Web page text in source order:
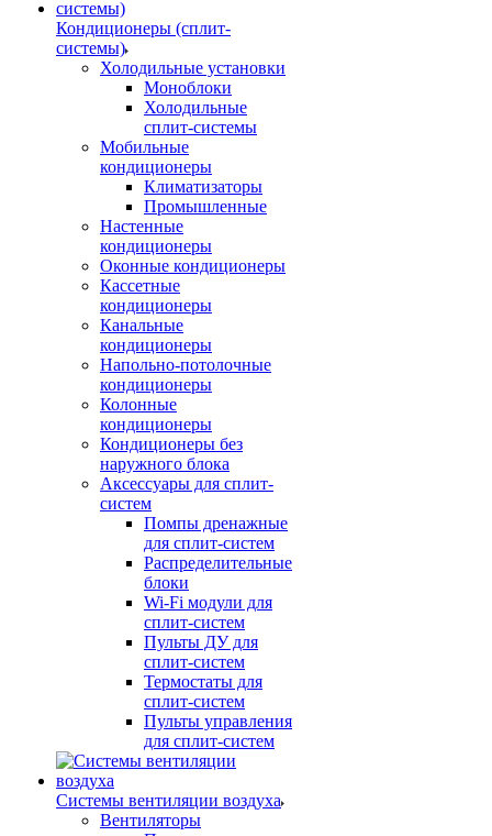
Кондиционеры (сплит-
системы)
Холодильные установки
Моноблоки
Холодильные
сплит-системы
Мобильные
кондиционеры
Климатизаторы
Промышленные
Настенные
кондиционеры
Оконные кондиционеры
Кассетные
кондиционеры
Канальные
кондиционеры
Напольно-потолочные
кондиционеры
Колонные
кондиционеры
Кондиционеры без
наружного блока
Аксессуары для сплит-
систем
Помпы дренажные
для сплит-систем
Распределительные
блоки
Wi-Fi модули для
сплит-систем
Пульты ДУ для
сплит-систем
Термостаты для
сплит-систем
Пульты управления
для сплит-систем
Системы вентиляции воздуха
Вентиляторы